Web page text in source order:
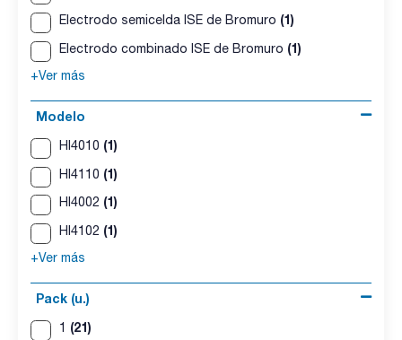
Electrodo semicelda ISE de Bromuro (1)
Electrodo combinado ISE de Bromuro (1)
+Ver más
Modelo
HI4010 (1)
HI4110 (1)
HI4002 (1)
HI4102 (1)
+Ver más
Pack (u.)
1 (21)